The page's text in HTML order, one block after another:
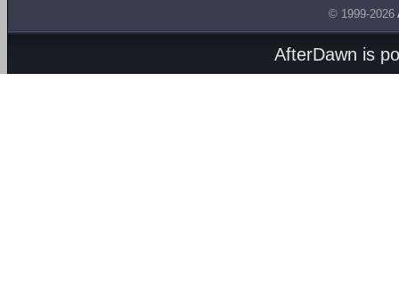
© 1999-2026
AfterDawn is